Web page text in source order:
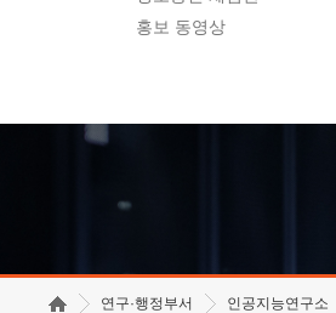
홍보 동영상
연구·행정부서 인공지능연구소